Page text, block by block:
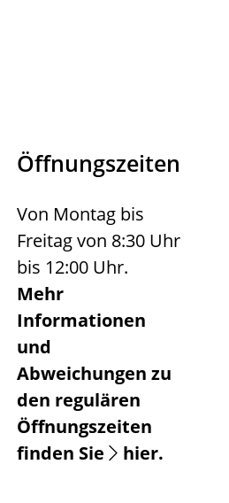
Öffnungszeiten
Von Montag bis
Freitag von 8:30 Uhr
bis 12:00 Uhr.
Mehr
Informationen
und
Abweichungen zu
den regulären
Öffnungszeiten
finden Sie
hier.